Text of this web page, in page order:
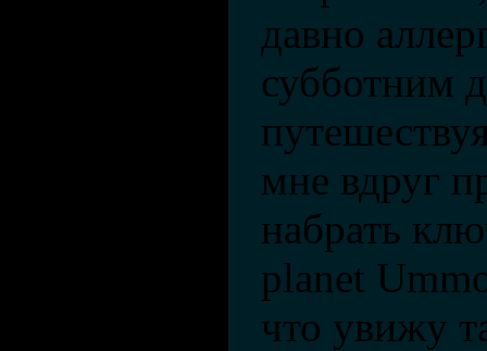
давно
субботним
мне вдруг
набрать
planet
что увижу